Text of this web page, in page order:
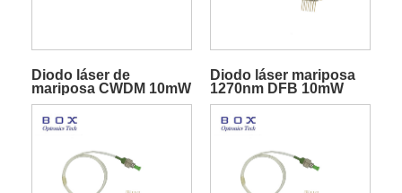
Diodo láser de
mariposa CWDM 10mW
DFB con TEC para
telecomunicaciones
Diodo láser mariposa
1270nm DFB 10mW